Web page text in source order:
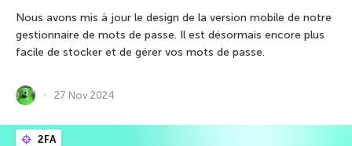
Nous avons mis à jour le design de la version mobile de notre
gestionnaire de mots de passe. Il est désormais encore plus
facile de stocker et de gérer vos mots de passe.
27 Nov 2024
2FA